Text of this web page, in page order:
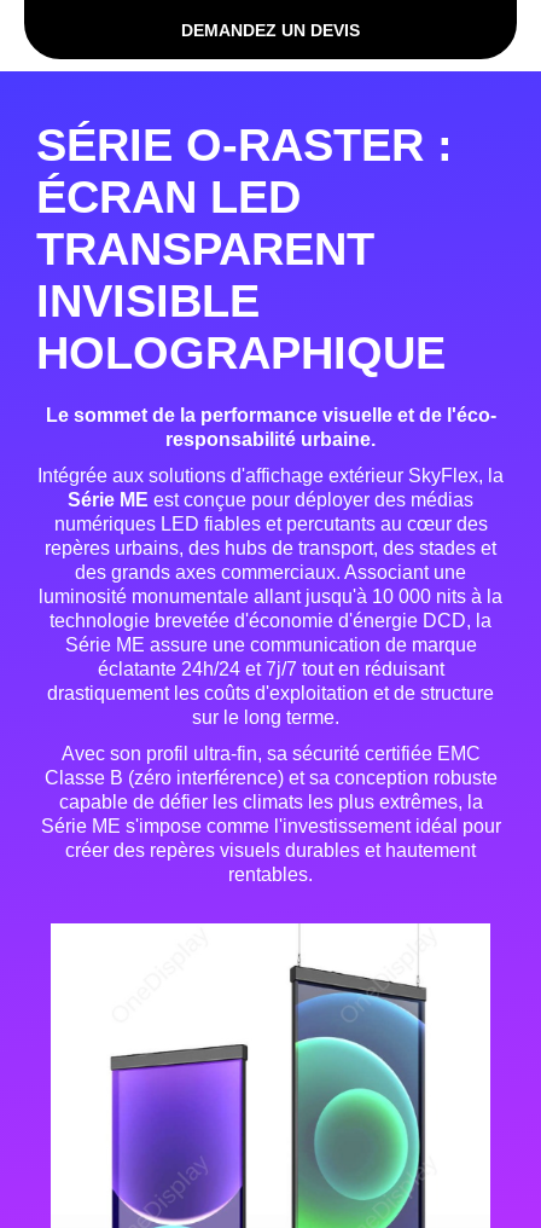
DEMANDEZ UN DEVIS
SÉRIE O-RASTER :
ÉCRAN LED
TRANSPARENT
INVISIBLE
HOLOGRAPHIQUE
Le sommet de la performance visuelle et de l'éco-
responsabilité urbaine.
Intégrée aux solutions d'affichage extérieur SkyFlex, la
Série ME est conçue pour déployer des médias
numériques LED fiables et percutants au cœur des
repères urbains, des hubs de transport, des stades et
des grands axes commerciaux. Associant une
luminosité monumentale allant jusqu'à 10 000 nits à la
technologie brevetée d'économie d'énergie DCD, la
Série ME assure une communication de marque
éclatante 24h/24 et 7j/7 tout en réduisant
drastiquement les coûts d'exploitation et de structure
sur le long terme.
Avec son profil ultra-fin, sa sécurité certifiée EMC
Classe B (zéro interférence) et sa conception robuste
capable de défier les climats les plus extrêmes, la
Série ME s'impose comme l'investissement idéal pour
créer des repères visuels durables et hautement
rentables.